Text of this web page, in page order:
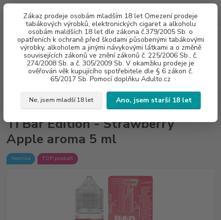
Zákaz prodeje osobám mladším 18 let Omezení prodeje
tabákových výrobků, elektronických cigaret a alkoholu
osobám maldších 18 let dle zákona č.379/2005 Sb. o
opatřeních k ochraně před škodami působenými tabákovými
výrobky, alkoholem a jinými návykovými látkami a o změně
souvisejících zákonů ve znění zákonů č. 225/2006 Sb., č.
274/2008 Sb. a č. 305/2009 Sb. V okamžiku prodeje je
ověřován věk kupujícího spotřebitele dle § 6 zákon č.
65/2017 Sb. Pomocí doplňku Adulto.cz
Ne, jsem mladší 18 let Ano, jsem starší 18 let
Menu
CZK
Hledat
8:00-20:00
za0 Kč
AROMA (polotovary) TI Bar Edition - Strawberry Apple aroma 5 ml
TI Bar Edition - Strawberry
Apple aroma 5 ml
Novinka TOP produkt